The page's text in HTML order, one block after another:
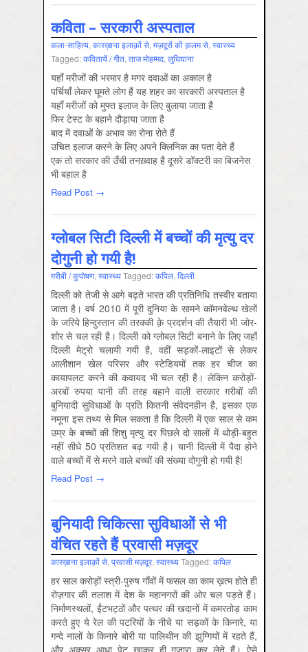
कविता – सरकारी अस्पताल
कला-साहित्‍य, कारख़ाना इलाक़ों से, मज़दूरों की क़लम से, स्‍वास्‍थ्‍य
Tagged:कवितायें / गीत, ताज मोहम्‍मद, लुधियाना
यहाँ मरीजों की भरमार है मगर दवाओं का अकाल है
पर्चियाँ लेकर घूमते लोग हैं यह शहर का सरकारी अस्पताल है
यहाँ मरीजों को मुफ्त इलाज के लिए बुलाया जाता है
फिर टेस्ट के बहाने दौड़ाया जाता है
बाद में दवाओं के अभाव का रोना रोते हैं
उचित इलाज करने के लिए अपने क्लिनिक का पता देते हैं
एक तो सरकार की उँची तनख़्वाह है दूसरे डॉक्टरी का बिजनेस
भी बहाल है
Read Post →
ग्लोबल सिटी दिल्ली में बच्चों की मृत्यु दर
दोगुनी हो गयी है!
ग़रीबी / कुपोषण, स्‍वास्‍थ्‍यTagged:कपिल, दिल्‍ली
दिल्ली को तेजी से आगे बढ़ते भारत की प्रतिनिधि तस्वीर बताया
जाता है। वर्ष 2010 में पूरी दुनिया के सामने कॉमनवेल्थ खेलों
के जरिये हिन्दुस्तान की तरक्की क़े प्रदर्शन की तैयारी भी जोर-
शोर से चल रही है। दिल्ली को ग्लोबल सिटी बनाने के लिए जहाँ
दिल्ली मेट्रो चलायी गयी है, वहीं सड़कों-लाइटों से लेकर
आलीशान खेल परिसर और स्टेडियमों तक हर चीज का
कायापलट करने की कवायद भी चल रही है। लेकिन करोड़ों-
अरबों रुपया पानी की तरह बहाने वाली सरकार ग़रीबों की
बुनियादी सुविधाओं के प्रति कितनी संवेदनहीन है, इसका एक
नमूना इस तथ्य से मिल सकता है कि दिल्ली में एक साल से कम
उम्र के बच्चों की शिशु मृत्यु दर पिछले दो सालों में थोड़ी-बहुत
नहीं सीधे 50 प्रतिशत बढ़ गयी है। यानी दिल्ली में पैदा होने
वाले बच्चों में से मरने वाले बच्चों की संख्या दोगुनी हो गयी है!
Read Post →
बुनियादी चिकित्सा सुविधाओं से भी
वंचित रहते हैं प्रवासी मज़दूर
कारख़ाना इलाक़ों से, प्रवासी मज़दूर, स्‍वास्‍थ्‍यTagged:कपिल
हर साल करोड़ों स्‍त्री-पुरुष गाँवों में फसल का काम ख़त्म होते ही
रोज़गार की तलाश में देश के महानगरों की ओर चल पड़ते हैं।
निर्माणस्थलों, ईंटभट्ठों और पत्थर की खदानों में कमरतोड़ काम
करते हुए ये रेल की पटरियों के नीचे या सड़कों के किनारे, या
गन्दे नालों के किनारे बोरी या पालिथीन की झुग्गियों में रहते हैं,